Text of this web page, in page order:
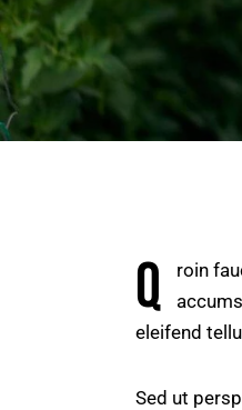
Q
roin
eleifend
Sed ut